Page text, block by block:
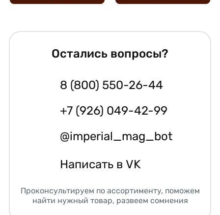
Остались вопросы?
8 (800) 550-26-44
+7 (926) 049-42-99
@imperial_mag_bot
Написать в VK
Проконсультируем по ассортименту, поможем
найти нужный товар, развеем сомнения